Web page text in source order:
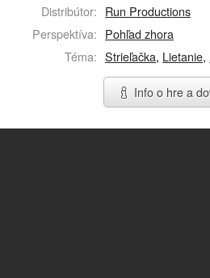
Distribútor: Run Productions
Perspektíva: Pohľad zhora
Téma: Strieľačka, Lietanie,
Info o hre a